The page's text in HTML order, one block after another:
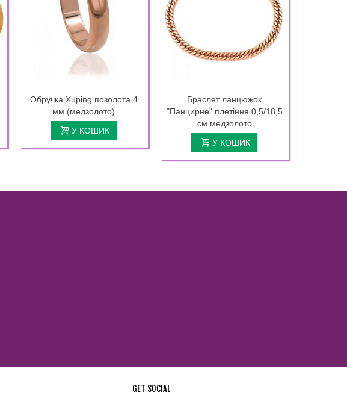
Обручка Xuping позолота 4
мм (медзолото)
У КОШИК
Браслет ланцюжок
"Панцирне" плетіння 0,5/18,5
см медзолото
У КОШИК
GET SOCIAL